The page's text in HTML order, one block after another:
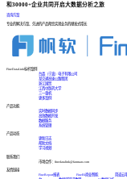
和30000+企业共同开启大数据分析之旅
咨询方案
专业的解决方案、先进的产品帮您实现业务的爆发式增长
FineDataLink标杆案例
台晶（宁波）电子有限公司
某交通高速公路集团
浙江国贸
江西中医药大学
三一重机
更多案例
产品功能
实时数据同步
高效数据开发
数据服务
系统管理
产品动态
更新日志
帮助文档
学习视频
联系我们
市场合作：finedatalink@fanruan.com
友情链接
FineReport报表
FineBI商业智能
简道云